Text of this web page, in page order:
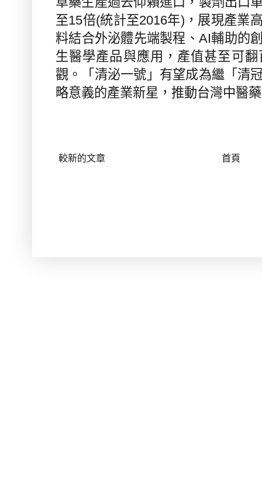
至15倍(統計至2016年) ，展現產業
料結合外泌體先端製程、 AI輔助的
生醫學產品與應用，產值甚至可
觀。「清泌一號」有望成為繼「清
略意義的產業新星，推動台灣中醫
較新的文章 首頁